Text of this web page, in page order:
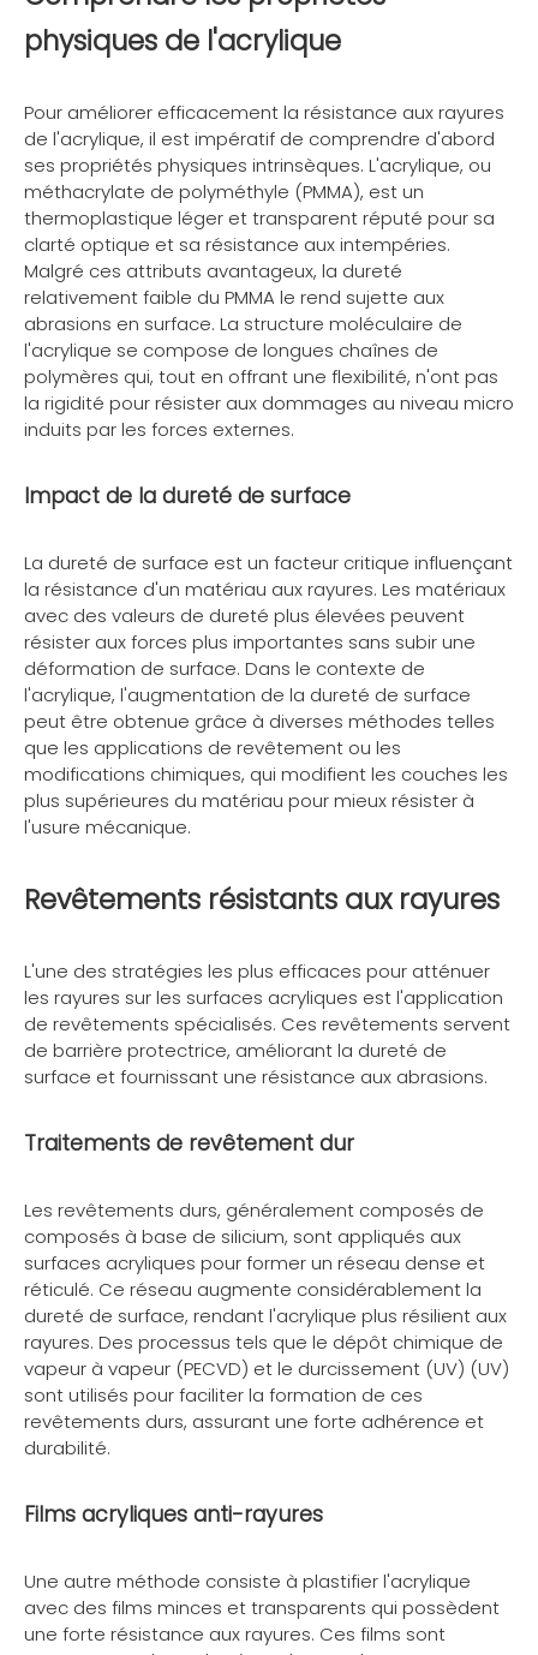
physiques de l'acrylique
Pour améliorer efficacement la résistance aux rayures
de l'acrylique, il est impératif de comprendre d'abord
ses propriétés physiques intrinsèques. L'acrylique, ou
méthacrylate de polyméthyle (PMMA), est un
thermoplastique léger et transparent réputé pour sa
clarté optique et sa résistance aux intempéries.
Malgré ces attributs avantageux, la dureté
relativement faible du PMMA le rend sujette aux
abrasions en surface. La structure moléculaire de
l'acrylique se compose de longues chaînes de
polymères qui, tout en offrant une flexibilité, n'ont pas
la rigidité pour résister aux dommages au niveau micro
induits par les forces externes.
Impact de la dureté de surface
La dureté de surface est un facteur critique influençant
la résistance d'un matériau aux rayures. Les matériaux
avec des valeurs de dureté plus élevées peuvent
résister aux forces plus importantes sans subir une
déformation de surface. Dans le contexte de
l'acrylique, l'augmentation de la dureté de surface
peut être obtenue grâce à diverses méthodes telles
que les applications de revêtement ou les
modifications chimiques, qui modifient les couches les
plus supérieures du matériau pour mieux résister à
l'usure mécanique.
Revêtements résistants aux rayures
L'une des stratégies les plus efficaces pour atténuer
les rayures sur les surfaces acryliques est l'application
de revêtements spécialisés. Ces revêtements servent
de barrière protectrice, améliorant la dureté de
surface et fournissant une résistance aux abrasions.
Traitements de revêtement dur
Les revêtements durs, généralement composés de
composés à base de silicium, sont appliqués aux
surfaces acryliques pour former un réseau dense et
réticulé. Ce réseau augmente considérablement la
dureté de surface, rendant l'acrylique plus résilient aux
rayures. Des processus tels que le dépôt chimique de
vapeur à vapeur (PECVD) et le durcissement (UV) (UV)
sont utilisés pour faciliter la formation de ces
revêtements durs, assurant une forte adhérence et
durabilité.
Films acryliques anti-rayures
Une autre méthode consiste à plastifier l'acrylique
avec des films minces et transparents qui possèdent
une forte résistance aux rayures. Ces films sont